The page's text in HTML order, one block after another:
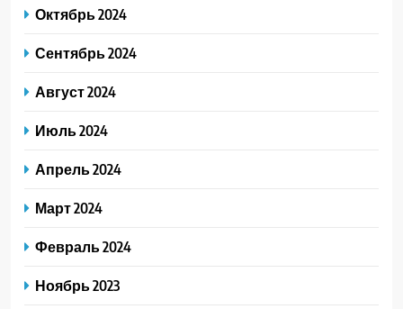
Октябрь 2024
Сентябрь 2024
Август 2024
Июль 2024
Апрель 2024
Март 2024
Февраль 2024
Ноябрь 2023